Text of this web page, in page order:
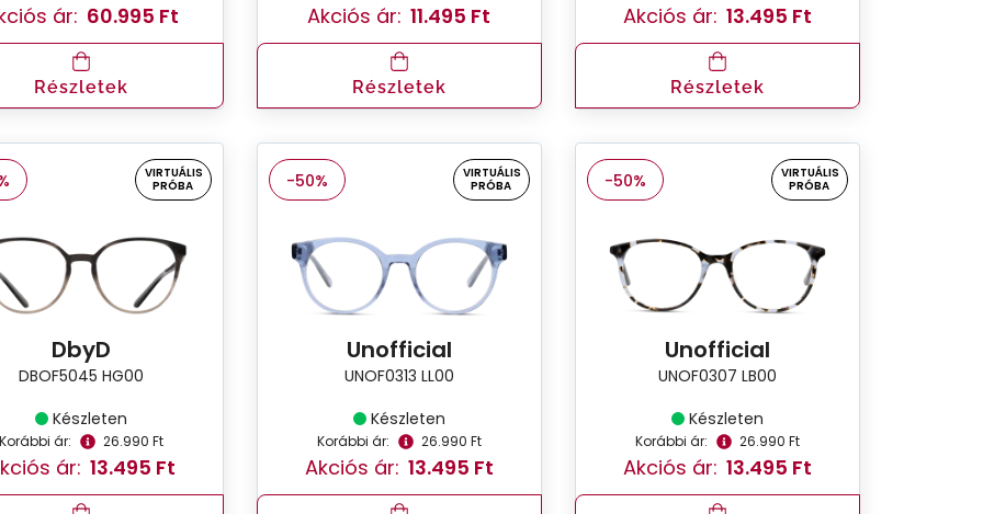
ár: 60.995 Ft
Részletek
Akciós ár: 11.495 Ft
Részletek
Akciós ár: 13.495 Ft
Részletek
VIRTUÁLIS
PRÓBA
DbyD
DBOF5045 HG00
Készleten
Korábbi ár: 26.990 Ft
ár: 13.495 Ft
-50%
VIRTUÁLIS
PRÓBA
Unofficial
UNOF0313 LL00
Készleten
Korábbi ár: 26.990 Ft
Akciós ár: 13.495 Ft
-50%
VIRTUÁLIS
PRÓBA
Unofficial
UNOF0307 LB00
Készleten
Korábbi ár: 26.990 Ft
Akciós ár: 13.495 Ft